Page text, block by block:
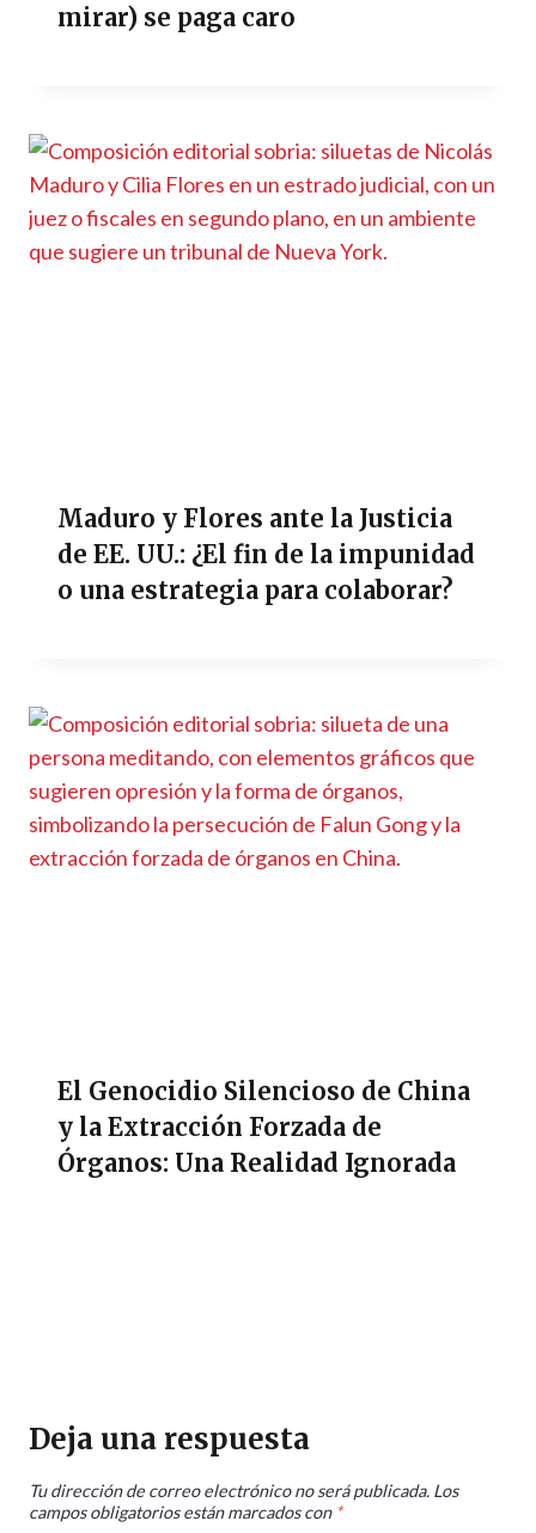
mirar) se paga caro
Maduro y Flores ante la Justicia
de EE. UU.: ¿El fin de la impunidad
o una estrategia para colaborar?
El Genocidio Silencioso de China
y la Extracción Forzada de
Órganos: Una Realidad Ignorada
Deja una respuesta
Tu dirección de correo electrónico no será publicada. Los
campos obligatorios están marcados con *